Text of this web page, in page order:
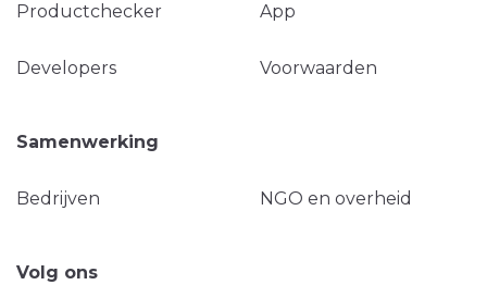
Productchecker App
Developers Voorwaarden
Samenwerking
Bedrijven NGO en overheid
Volg ons